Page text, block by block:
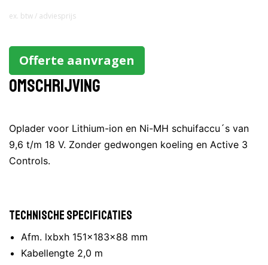
ex. btw / adviesprijs
Offerte aanvragen
Omschrijving
Oplader voor Lithium-ion en Ni-MH schuifaccu´s van
9,6 t/m 18 V. Zonder gedwongen koeling en Active 3
Controls.
Technische specificaties
Afm. lxbxh 151x183x88 mm
Kabellengte 2,0 m